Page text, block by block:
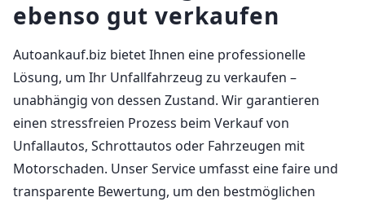
ebenso gut verkaufen
Autoankauf.biz bietet Ihnen eine professionelle
Lösung, um Ihr Unfallfahrzeug zu verkaufen –
unabhängig von dessen Zustand. Wir garantieren
einen stressfreien Prozess beim Verkauf von
Unfallautos, Schrottautos oder Fahrzeugen mit
Motorschaden. Unser Service umfasst eine faire und
transparente Bewertung, um den bestmöglichen